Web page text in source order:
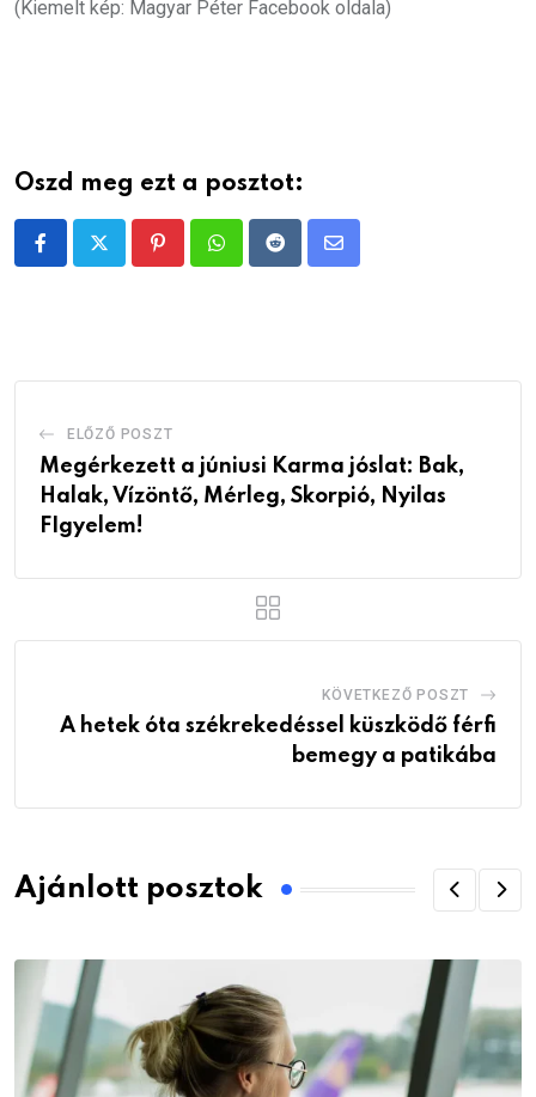
(Kiemelt kép: Magyar Péter Facebook oldala)
Oszd meg ezt a posztot:
PinterestWhatsappRedditShare
ELŐZŐ POSZT
Megérkezett a júniusi Karma jóslat: Bak,
Halak, Vízöntő, Mérleg, Skorpió, Nyilas
FIgyelem!
KÖVETKEZŐ POSZT
A hetek óta székrekedéssel küszködő férfi
bemegy a patikába
Ajánlott posztok